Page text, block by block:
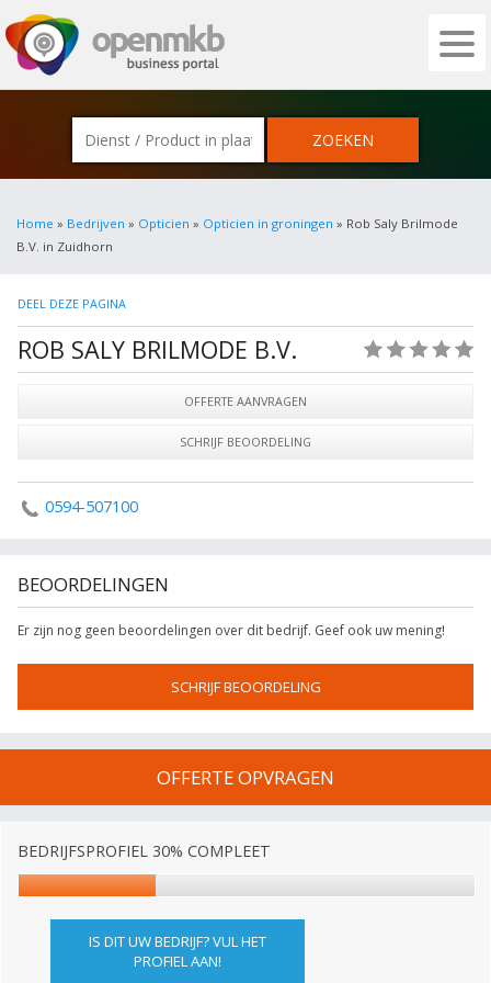
OPENMKB - DE ZAKELIJKE PORTAL
Home » Bedrijven » Opticien » Opticien in groningen » Rob Saly Brilmode
B.V. in Zuidhorn
DEEL DEZE PAGINA
ROB SALY BRILMODE B.V.
OFFERTE AANVRAGEN
SCHRIJF BEOORDELING
0594-507100
BEOORDELINGEN
Er zijn nog geen beoordelingen over dit bedrijf. Geef ook uw mening!
SCHRIJF BEOORDELING
OFFERTE OPVRAGEN
BEDRIJFSPROFIEL 30% COMPLEET
IS DIT UW BEDRIJF? VUL HET
PROFIEL AAN!